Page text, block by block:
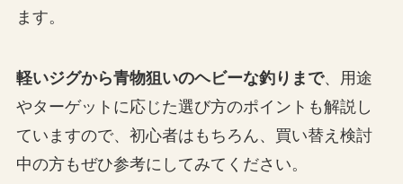
ます。
軽いジグから青物狙いのヘビーな釣りまで、用途
やターゲットに応じた選び方のポイントも解説し
ていますので、初心者はもちろん、買い替え検討
中の方もぜひ参考にしてみてください。